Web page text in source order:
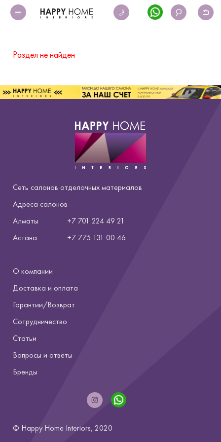
Раздел не найден
Сеть салонов отделочных материалов
Адреса салонов
Алматы
+7 701 224 49 21
Астана
+7 775 131 00 46
О компании
Доставка и оплата
Гарантии/Возврат
Сотрудничество
Статьи
Вопросы и ответы
Бренды
© Happy Home Interiors, 2020